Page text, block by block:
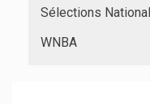
Sélections
WNBA